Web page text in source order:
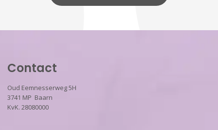
Contact
Oud Eemnesserweg 5H
3741 MP Baarn
KvK. 28080000